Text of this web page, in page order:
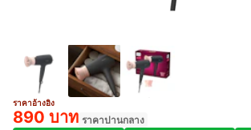
ราคาอ้างอิง
890 บาท ราคาปานกลาง